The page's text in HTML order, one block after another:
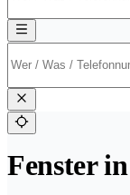
Fenster